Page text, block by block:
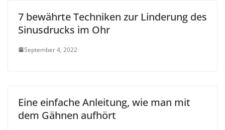
7 bewährte Techniken zur Linderung des
Sinusdrucks im Ohr
September 4, 2022
Eine einfache Anleitung, wie man mit
dem Gähnen aufhört